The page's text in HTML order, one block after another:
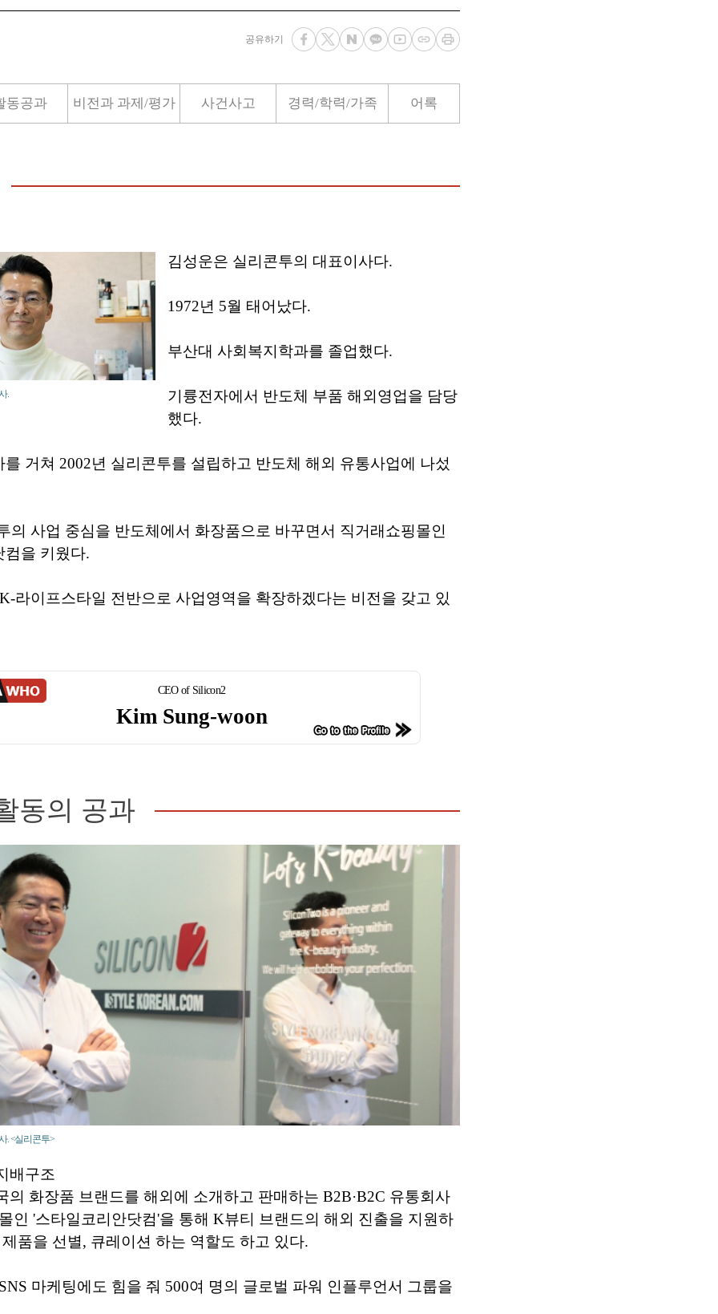
공유하기
동공과 비전과 과제/평가 사건사고 경력/학력/가족 어록
.
김성운은 실리콘투의 대표이사다.
1972년 5월 태어났다.
부산대 사회복지학과를 졸업했다.
기륭전자에서 반도체 부품 해외영업을 담당
했다.
거쳐 2002년 실리콘투를 설립하고 반도체 해외 유통사업에 나섰
의 사업 중심을 반도체에서 화장품으로 바꾸면서 직거래쇼핑몰인
컴을 키웠다.
라이프스타일 전반으로 사업영역을 확장하겠다는 비전을 갖고 있
CEO of Silicon2
Kim Sung-woon
동의 공과
. <실리콘투>
배구조
의 화장품 브랜드를 해외에 소개하고 판매하는 B2B·B2C 유통회사
인 '스타일코리안닷컴'을 통해 K뷰티 브랜드의 해외 진출을 지원하
품을 선별, 큐레이션 하는 역할도 하고 있다.
마케팅에도 힘을 줘 500여 명의 글로벌 파워 인플루언서 그룹을